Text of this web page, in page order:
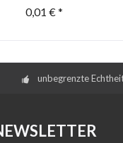
0,01 € *
unbegrenzte